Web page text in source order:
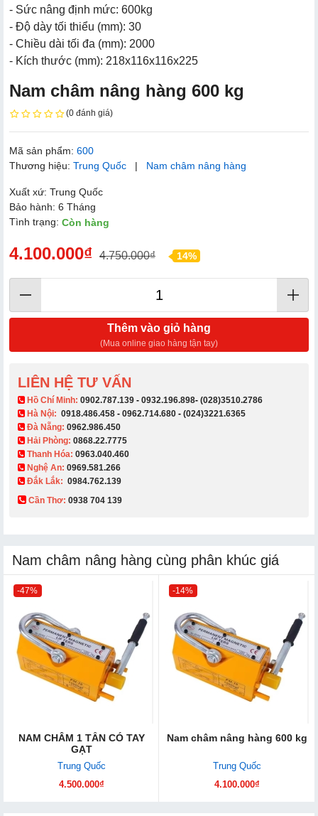
- Sức nâng định mức: 600kg
- Độ dày tối thiểu (mm): 30
- Chiều dài tối đa (mm): 2000
- Kích thước (mm): 218x116x116x225
Nam châm nâng hàng 600 kg
(0 đánh giá)
Mã sản phẩm: 600
Thương hiệu: Trung Quốc | Nam châm nâng hàng
Xuất xứ: Trung Quốc
Bảo hành: 6 Tháng
Tình trạng: Còn hàng
4.100.000₫ 4.750.000₫ 14%
Thêm vào giỏ hàng
(Mua online giao hàng tận tay)
LIÊN HỆ TƯ VẤN
​ Hồ Chí Minh: 0902.787.139 - 0932.196.898- (028)3510.2786
Hà Nội: 0918.486.458 - 0962.714.680 - (024)3221.6365
Đà Nẵng: 0962.986.450
Hải Phòng: 0868.22.7775
Thanh Hóa: 0963.040.460
Nghệ An: 0969.581.266
Đắk Lắk: 0984.762.139
Cần Thơ: 0938 704 139​
Nam châm nâng hàng cùng phân khúc giá
-47%
NAM CHÂM 1 TẤN CÓ TAY
GẠT
Trung Quốc
4.500.000₫
-14%
Nam châm nâng hàng 600 kg
Trung Quốc
4.100.000₫